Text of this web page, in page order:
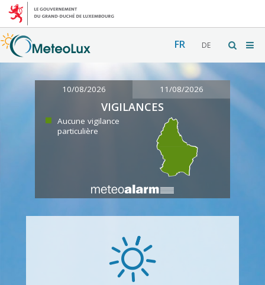
FR DE
10/08/2026 11/08/2026
VIGILANCES
Aucune vigilance
particulière